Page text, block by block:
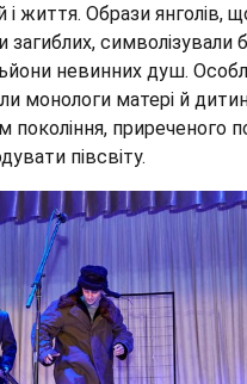
і життя. Образи янголів,
символізували
невинних душ.
монологи матері й
покоління, приреченого
півсвіту.